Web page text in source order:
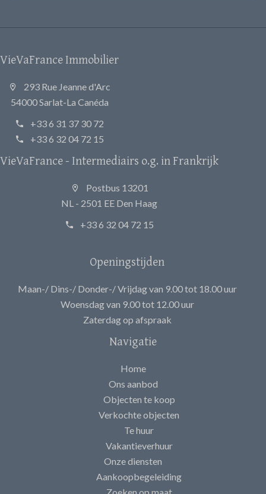
VieVaFrance Immobilier
293 Rue Jeanne d'Arc
54000 Sarlat-La Canéda
+33 6 31 37 30 72
+33 6 32 04 72 15
VieVaFrance - Intermediairs o.g. in Frankrijk
Postbus 13201
NL - 2501 EE Den Haag
+33 6 32 04 72 15
Openingstijden
Maan-/ Dins-/ Donder-/ Vrijdag van 9.00 tot 18.00 uur
Woensdag van 9.00 tot 12.00 uur
Zaterdag op afspraak
Navigatie
Home
Ons aanbod
Objecten te koop
Verkochte objecten
Te huur
Vakantieverhuur
Onze diensten
Aankoopbegeleiding